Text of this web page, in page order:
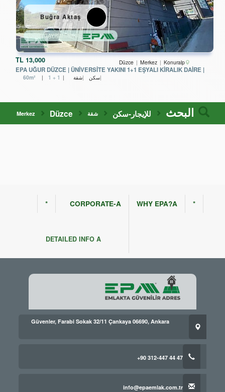
TL13,000 Düzce Merkez Konuralp
| EPA UĞUR DÜZCE | ÜNİVERSİTE YAKINI 1+1 EŞYALI KİRALIK DAİRE
سكن شقة 60m² 1 + 1
UĞUR GAYRİMENKUL
Buğra Aktaş
البحث للإيجار-سكن شقة Düzce
Merkez
* CORPORATE-A
DETAILED INFO A
WHY EPA?A *
Güvenler, Farabi Sokak 32/11 Çankaya 06690, Ankara
+90 312-447 44 47
info@epaemlak.com.tr